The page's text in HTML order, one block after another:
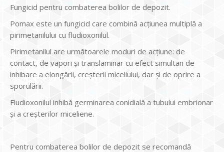
Fungicid pentru combaterea bolilor de depozit.
Pomax este un fungicid care combină acțiunea multiplă a
pirimetanilului cu fludioxonilul.
Pirimetanilul are următoarele moduri de acțiune: de
contact, de vapori și translaminar cu efect simultan de
inhibare a elongării, creșterii miceliului, dar și de oprire a
sporulării.
Fludioxonilul inhibă germinarea conidială a tubului embrionar
și a creșterilor miceliene.
Pentru combaterea bolilor de depozit se recomandă